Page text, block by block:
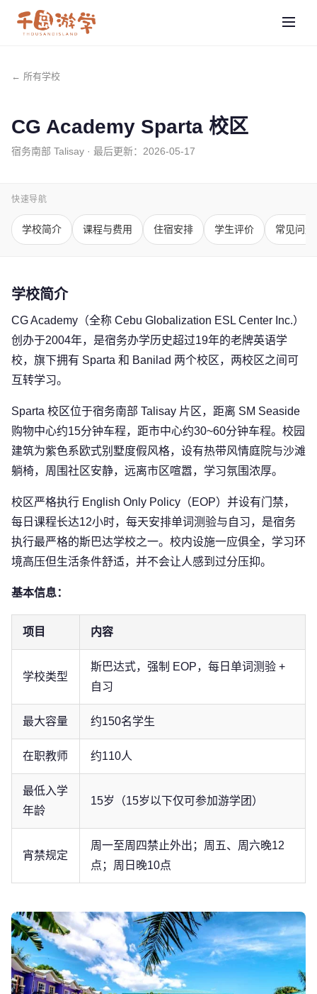
← 所有学校
CG Academy Sparta 校区
宿务南部 Talisay · 最后更新： 2026-05-17
快速导航
学校简介 课程与费用 住宿安排 学生评价 常见问题
学校简介
CG Academy（全称 Cebu Globalization ESL Center Inc.）
创办于2004年，是宿务办学历史超过19年的老牌英语学
校，旗下拥有 Sparta 和 Banilad 两个校区，两校区之间可
互转学习。
Sparta 校区位于宿务南部 Talisay 片区，距离 SM Seaside
购物中心约15分钟车程，距市中心约30~60分钟车程。校园
建筑为紫色系欧式别墅度假风格，设有热带风情庭院与沙滩
躺椅，周围社区安静，远离市区喧嚣，学习氛围浓厚。
校区严格执行 English Only Policy（EOP）并设有门禁，
每日课程长达12小时，每天安排单词测验与自习，是宿务
执行最严格的斯巴达学校之一。校内设施一应俱全，学习环
境高压但生活条件舒适，并不会让人感到过分压抑。
基本信息：
项目 内容
学校类型
斯巴达式，强制 EOP，每日单词测验 +
自习
最大容量 约150名学生
在职教师 约110人
最低入学
年龄
15岁（15岁以下仅可参加游学团）
宵禁规定
周一至周四禁止外出；周五、周六晚12
点；周日晚10点